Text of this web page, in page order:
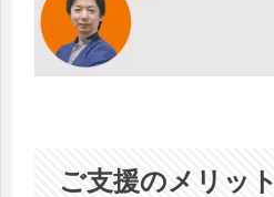
ご支援のメリット